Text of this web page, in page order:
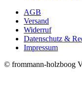
AGB
Versand
Widerruf
Datenschutz &
Impressum
© frommann-holzboog